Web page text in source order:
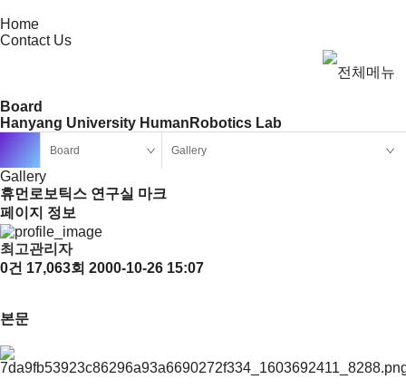
Home
Contact Us
Board
Hanyang University HumanRobotics Lab
Board Gallery
Gallery
휴먼로보틱스 연구실 마크
페이지 정보
최고관리자
0건 17,063회 2000-10-26 15:07
본문